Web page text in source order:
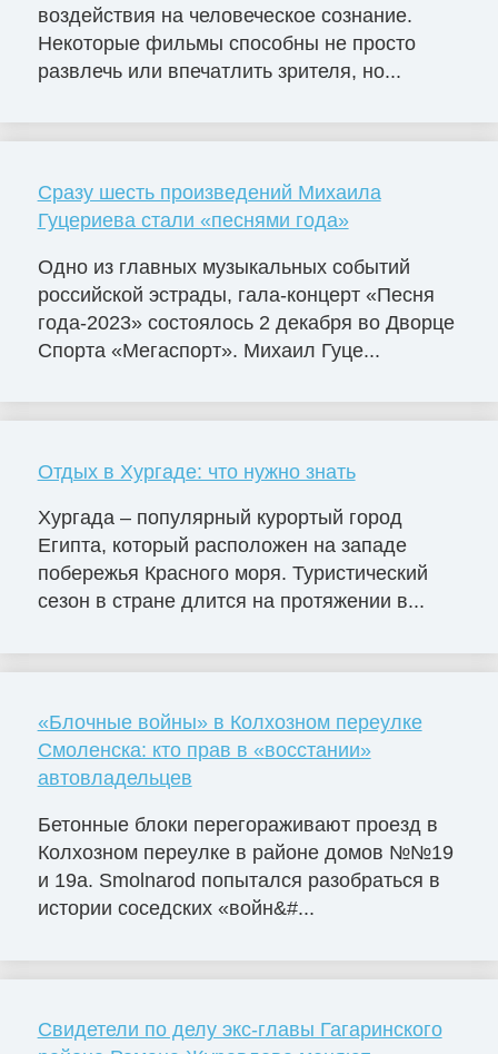
воздействия на человеческое сознание.
Некоторые фильмы способны не просто
развлечь или впечатлить зрителя, но...
Сразу шесть произведений Михаила
Гуцериева стали «песнями года»
Одно из главных музыкальных событий
российской эстрады, гала-концерт «Песня
года-2023» состоялось 2 декабря во Дворце
Cпорта «Мегаспорт». Михаил Гуце...
Отдых в Хургаде: что нужно знать
Хургада – популярный курортый город
Египта, который расположен на западе
побережья Красного моря. Туристический
сезон в стране длится на протяжении в...
«Блочные войны» в Колхозном переулке
Смоленска: кто прав в «восстании»
автовладельцев
Бетонные блоки перегораживают проезд в
Колхозном переулке в районе домов №№19
и 19а. Smolnarod попытался разобраться в
истории соседских «войн&#...
Свидетели по делу экс-главы Гагаринского